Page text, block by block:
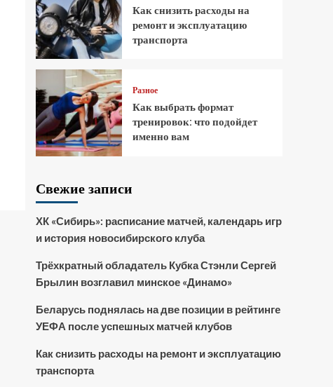
Как снизить расходы на
ремонт и эксплуатацию
транспорта
Разное
Как выбрать формат
тренировок: что подойдет
именно вам
Свежие записи
ХК «Сибирь»: расписание матчей, календарь игр
и история новосибирского клуба
Трёхкратный обладатель Кубка Стэнли Сергей
Брылин возглавил минское «Динамо»
Беларусь поднялась на две позиции в рейтинге
УЕФА после успешных матчей клубов
Как снизить расходы на ремонт и эксплуатацию
транспорта